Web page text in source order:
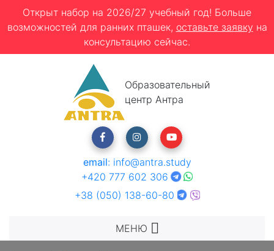
Открыт набор на 2026/27 учебный год! Больше
возможностей для ранних пташек, оставьте заявку на
консультацию сейчас.
Образовательный
центр Антра
email: info@antra.study
+420 777 602 306
+38 (050) 138-60-80
МЕНЮ